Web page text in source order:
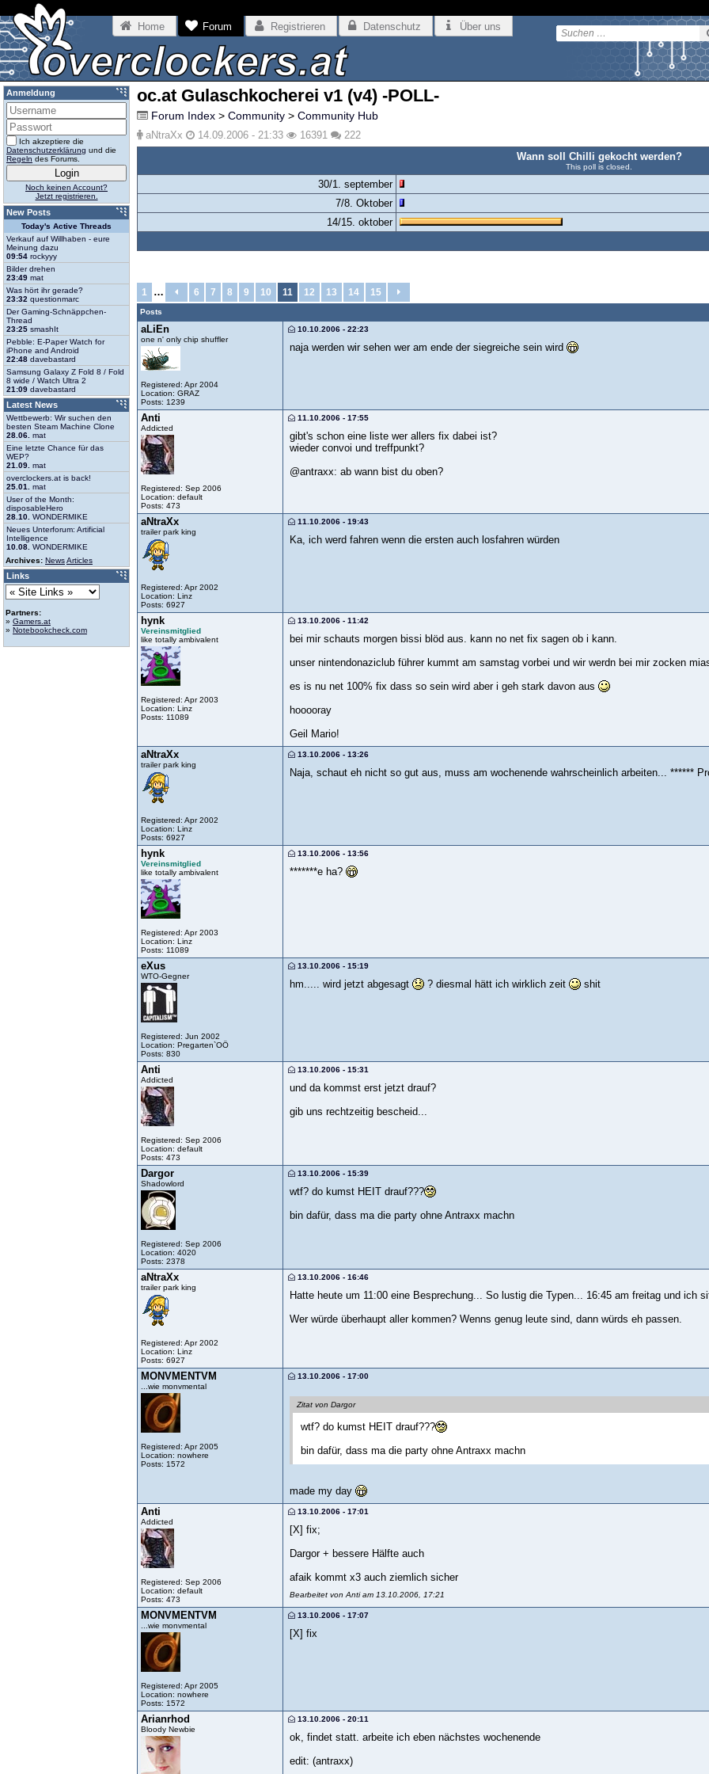
Home Forum Registrieren Datenschutz Über uns
oc.at Gulaschkocherei v1 (v4) -POLL-
Forum Index > Community > Community Hub
aNtraXx 14.09.2006 - 21:33 16391
222
Wann soll Chilli gekocht werden?
This poll is closed.
30/1. september
7/8. Oktober
14/15. oktober
1 … 6 7 8 9 10 11 12 13 14 15
Posts
aLiEn
one n' only chip shuffler
Registered: Apr 2004
Location: GRAZ
Posts: 1239
10.10.2006 - 22:23
naja werden wir sehen wer am ende der siegreiche sein wird
Anti
Addicted
Registered: Sep 2006
Location: default
Posts: 473
11.10.2006 - 17:55
gibt's schon eine liste wer allers fix dabei ist?
wieder convoi und treffpunkt?
@antraxx: ab wann bist du oben?
aNtraXx
trailer park king
Registered: Apr 2002
Location: Linz
Posts: 6927
11.10.2006 - 19:43
Ka, ich werd fahren wenn die ersten auch losfahren würden
hynk
Vereinsmitglied
like totally ambivalent
Registered: Apr 2003
Location: Linz
Posts: 11089
13.10.2006 - 11:42
bei mir schauts morgen bissi blöd aus. kann no net fix sagen ob i kann.
unser nintendonaziclub führer kummt am samstag vorbei und wir werdn bei mir zocken
es is nu net 100% fix dass so sein wird aber i geh stark davon aus
hooooray
Geil Mario!
aNtraXx
trailer park king
Registered: Apr 2002
Location: Linz
Posts: 6927
13.10.2006 - 13:26
Naja, schaut eh nicht so gut aus, muss am wochenende wahrscheinlich arbeiten... ******
hynk
Vereinsmitglied
like totally ambivalent
Registered: Apr 2003
Location: Linz
Posts: 11089
13.10.2006 - 13:56
*******e ha?
eXus
WTO-Gegner
Registered: Jun 2002
Location: Pregarten`OÖ
Posts: 830
13.10.2006 - 15:19
hm..... wird jetzt abgesagt ? diesmal hätt ich wirklich zeit shit
Anti
Addicted
Registered: Sep 2006
Location: default
Posts: 473
13.10.2006 - 15:31
und da kommst erst jetzt drauf?
gib uns rechtzeitig bescheid...
Dargor
Shadowlord
Registered: Sep 2006
Location: 4020
Posts: 2378
13.10.2006 - 15:39
wtf? do kumst HEIT drauf???
bin dafür, dass ma die party ohne Antraxx machn
aNtraXx
trailer park king
Registered: Apr 2002
Location: Linz
Posts: 6927
13.10.2006 - 16:46
Hatte heute um 11:00 eine Besprechung... So lustig die Typen... 16:45 am freitag und ich
Wer würde überhaupt aller kommen? Wenns genug leute sind, dann würds eh passen.
MONVMENTVM
...wie monvmental
Registered: Apr 2005
Location: nowhere
Posts: 1572
13.10.2006 - 17:00
Zitat von Dargor
wtf? do kumst HEIT drauf???
bin dafür, dass ma die party ohne Antraxx machn
made my day
Anti
Addicted
Registered: Sep 2006
Location: default
Posts: 473
13.10.2006 - 17:01
[X] fix;
Dargor + bessere Hälfte auch
afaik kommt x3 auch ziemlich sicher
Bearbeitet von Anti am 13.10.2006, 17:21
MONVMENTVM
...wie monvmental
Registered: Apr 2005
Location: nowhere
Posts: 1572
13.10.2006 - 17:07
[X] fix
Arianrhod
Bloody Newbie
13.10.2006 - 20:11
ok, findet statt. arbeite ich eben nächstes wochenende
edit: (antraxx)
Anmeldung
Ich akzeptiere die
Datenschutzerklärung und die
Regeln des Forums.
Noch keinen Account?
Jetzt registrieren.
New Posts
Today's Active Threads
Verkauf auf Willhaben - eure
Meinung dazu
09:54 rockyyy
Bilder drehen
23:49 mat
Was hört ihr gerade?
23:32 questionmarc
Der Gaming-Schnäppchen-
Thread
23:25 smashIt
Pebble: E-Paper Watch for
iPhone and Android
22:48 davebastard
Samsung Galaxy Z Fold 8 / Fold
8 wide / Watch Ultra 2
21:09 davebastard
Latest News
Wettbewerb: Wir suchen den
besten Steam Machine Clone
28.06. mat
Eine letzte Chance für das
WEP?
21.09. mat
overclockers.at is back!
25.01.
mat
User of the Month:
disposableHero
28.10. WONDERMIKE
Neues Unterforum: Artificial
Intelligence
10.08. WONDERMIKE
Archives: NewsArticles
Links
Partners:
» Gamers.at
» Notebookcheck.com